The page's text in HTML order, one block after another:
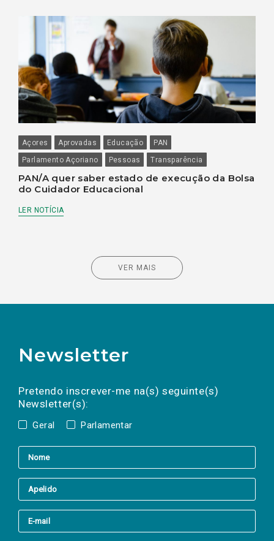
Açores Aprovadas Educação
PAN
Parlamento Açoriano
Pessoas Transparência
PAN/A quer saber estado de execução da Bolsa
do Cuidador Educacional
LER NOTÍCIA
VER MAIS
Newsletter
Pretendo inscrever-me na(s) seguinte(s)
Newsletter(s):
Geral Parlamentar
a(s) newsletter(s).
mail